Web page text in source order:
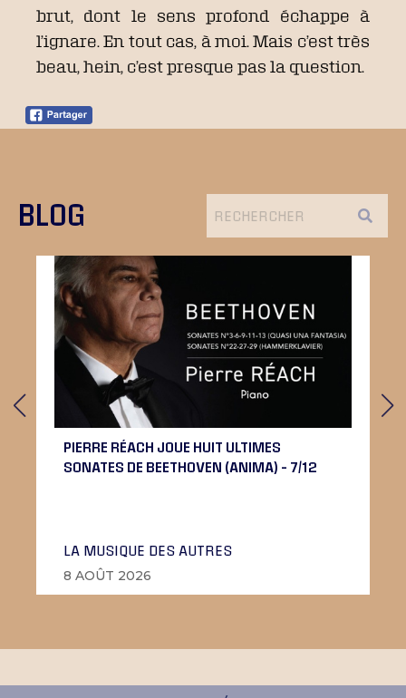
brut, dont le sens profond échappe à
l’ignare. En tout cas, à moi. Mais c’est très
beau, hein, c’est presque pas la question.
BLOG
PIERRE RÉACH JOUE HUIT ULTIMES
SONATES DE BEETHOVEN (ANIMA) – 7/12
LA MUSIQUE DES AUTRES
8 AOÛT 2026